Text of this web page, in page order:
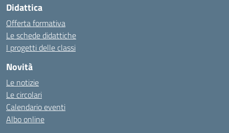
Didattica
Offerta formativa
Le schede didattiche
I progetti delle classi
Novità
Le notizie
Le circolari
Calendario eventi
Albo online